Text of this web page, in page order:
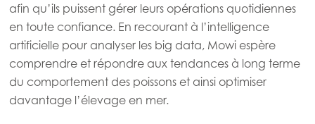
Mowi Taiwan
Europe
Mowi Belgium (FR)
Mowi Belgium (NL)
afin qu’ils puissent gérer leurs opérations quotidiennes
en toute confiance. En recourant à l’intelligence
artificielle pour analyser les big data, Mowi espère
comprendre et répondre aux tendances à long terme
du comportement des poissons et ainsi optimiser
davantage l’élevage en mer.